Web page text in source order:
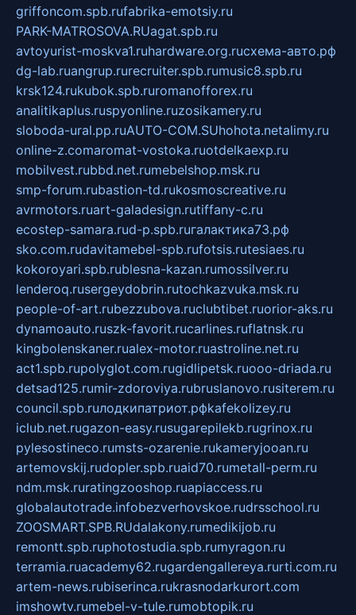
griffoncom.spb.rufabrika-emotsiy.ru
PARK-MATROSOVA.RUagat.spb.ru
avtoyurist-moskva1.ruhardware.org.ruсхема-авто.рф
dg-lab.ruangrup.rurecruiter.spb.rumusic8.spb.ru
krsk124.rukubok.spb.ruromanofforex.ru
analitikaplus.ruspyonline.ruzosikamery.ru
sloboda-ural.pp.ruAUTO-COM.SUhohota.netalimy.ru
online-z.comaromat-vostoka.ruotdelkaexp.ru
mobilvest.rubbd.net.rumebelshop.msk.ru
smp-forum.rubastion-td.rukosmoscreative.ru
avrmotors.ruart-galadesign.rutiffany-c.ru
ecostep-samara.rud-p.spb.ruгалактика73.рф
sko.com.rudavitamebel-spb.rufotsis.rutesiaes.ru
kokoroyari.spb.rublesna-kazan.rumossilver.ru
lenderoq.rusergeydobrin.rutochkazvuka.msk.ru
people-of-art.rubezzubova.ruclubtibet.ruorior-aks.ru
dynamoauto.ruszk-favorit.rucarlines.ruflatnsk.ru
kingbolenskaner.rualex-motor.ruastroline.net.ru
act1.spb.rupolyglot.com.rugidlipetsk.ruooo-driada.ru
detsad125.rumir-zdoroviya.rubruslanovo.rusiterem.ru
council.spb.ruлодкипатриот.рфkafekolizey.ru
iclub.net.rugazon-easy.rusugarepilekb.rugrinox.ru
pylesostineco.rumsts-ozarenie.rukameryjooan.ru
artemovskij.rudopler.spb.ruaid70.rumetall-perm.ru
ndm.msk.ruratingzooshop.ruapiaccess.ru
globalautotrade.infobezverhovskoe.rudrsschool.ru
ZOOSMART.SPB.RUdalakony.rumedikijob.ru
remontt.spb.ruphotostudia.spb.rumyragon.ru
terramia.ruacademy62.rugardengallereya.rurti.com.ru
artem-news.rubiserinca.rukrasnodarkurort.com
imshowtv.rumebel-v-tule.rumobtopik.ru